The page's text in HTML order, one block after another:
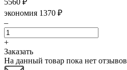
экономия 1370 ₽
–
+
Заказать
На данный товар пока нет